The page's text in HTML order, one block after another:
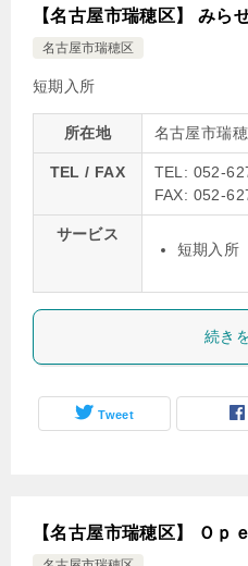
【名古屋市瑞穂区】 みら
名古屋市瑞穂区
短期入所
所在地 名古屋市瑞
TEL / FAX
TEL: 052-
FAX: 052-
サービス
短期入所
続き
Tweet
【名古屋市瑞穂区】 Ｏ